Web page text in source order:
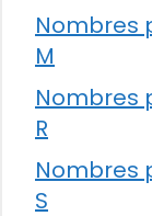
Nombres
M
Nombres
R
Nombres
S